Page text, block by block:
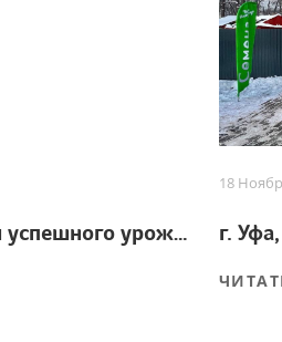
Картофель: советы для успешного урожая
18
г.